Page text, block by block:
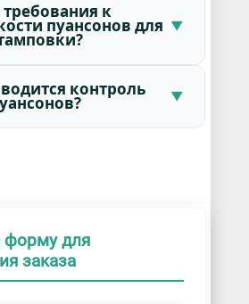
к
пуансонов для
контроль
форму для
заказа